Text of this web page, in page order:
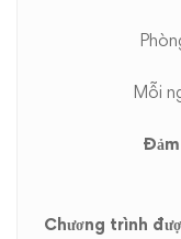
Phòng
Mỗi
Chương trình